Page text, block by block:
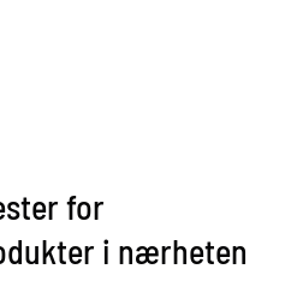
for
i nærheten